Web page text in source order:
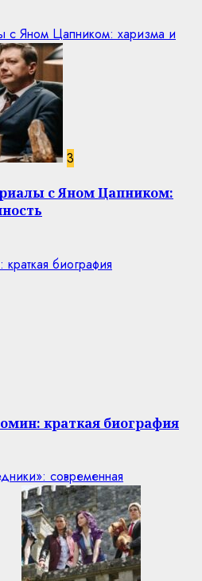
с Яном Цапником: харизма и
3
с Яном Цапником:
биография
краткая биография
современная